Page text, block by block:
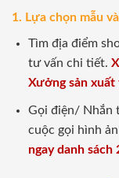
1. Lựa chọn mẫu
Tìm địa điểm
tư vấn chi tiết.
Xưởng sản xuất
Gọi điện/ Nhắn
cuộc gọi hình
ngay danh sách